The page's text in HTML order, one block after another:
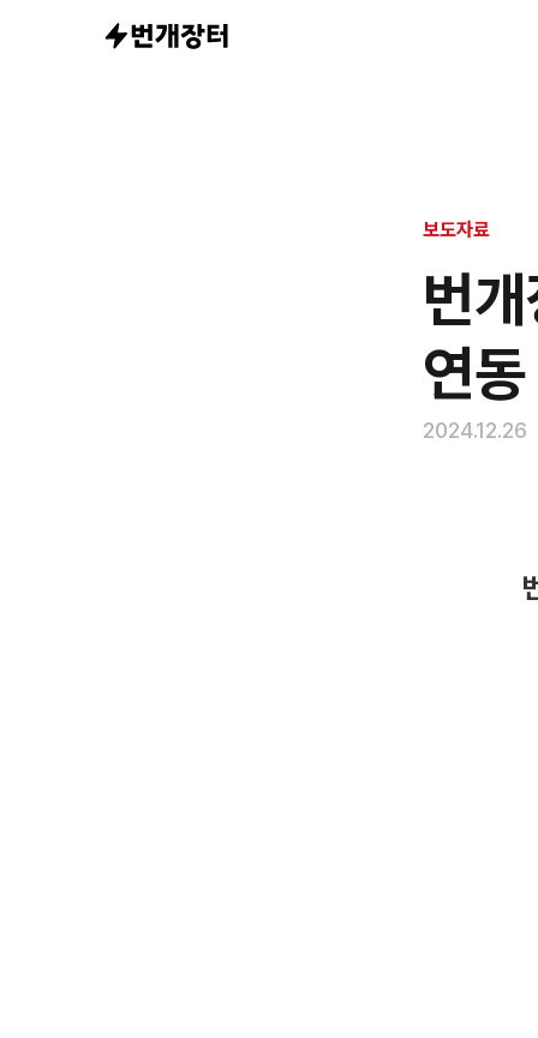
보도자료
번
연
“더 많은 해
2024.12.26